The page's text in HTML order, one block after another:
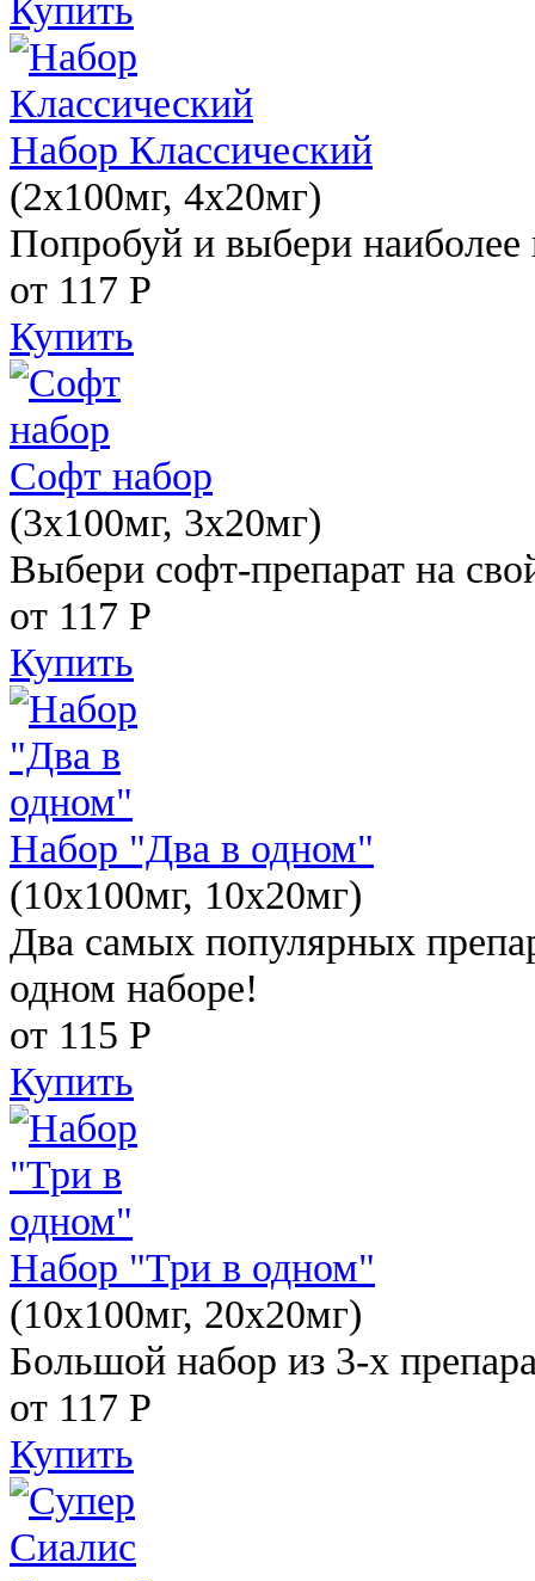
Набор Классический
(2x100мг, 4x20мг)
Попробуй и выбери наиболее
от 117 Р
Купить
Софт набор
(3x100мг, 3x20мг)
Выбери софт-препарат на
от 117 Р
Купить
Набор "Два в одном"
(10x100мг, 10x20мг)
Два самых популярных
одном наборе!
от 115 Р
Купить
Набор "Три в одном"
(10x100мг, 20x20мг)
Большой набор из 3-х
от 117 Р
Купить